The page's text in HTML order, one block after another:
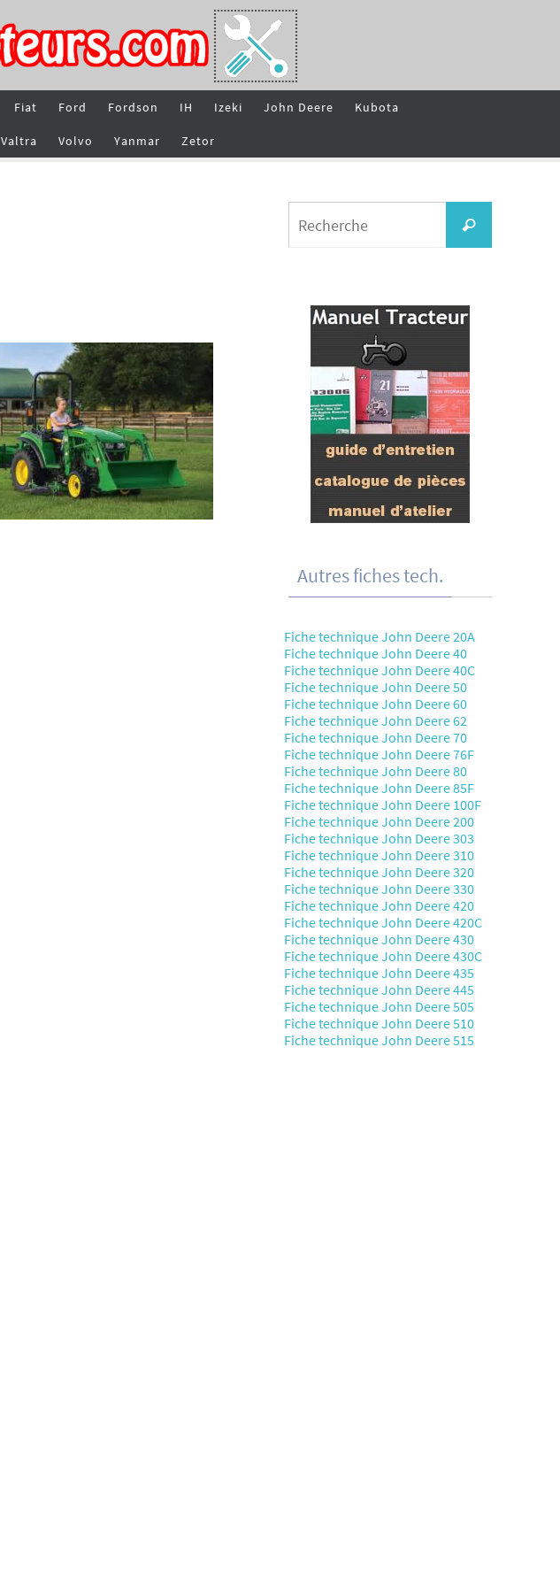
Fiat Ford Fordson IH Izeki John Deere Kubota
Valtra Volvo Yanmar Zetor
Recherche
Autres fiches tech.
Fiche technique John Deere 20A
Fiche technique John Deere 40
Fiche technique John Deere 40C
Fiche technique John Deere 50
Fiche technique John Deere 60
Fiche technique John Deere 62
Fiche technique John Deere 70
Fiche technique John Deere 76F
Fiche technique John Deere 80
Fiche technique John Deere 85F
Fiche technique John Deere 100F
Fiche technique John Deere 200
Fiche technique John Deere 303
Fiche technique John Deere 310
Fiche technique John Deere 320
Fiche technique John Deere 330
Fiche technique John Deere 420
Fiche technique John Deere 420C
Fiche technique John Deere 430
Fiche technique John Deere 430C
Fiche technique John Deere 435
Fiche technique John Deere 445
Fiche technique John Deere 505
Fiche technique John Deere 510
Fiche technique John Deere 515